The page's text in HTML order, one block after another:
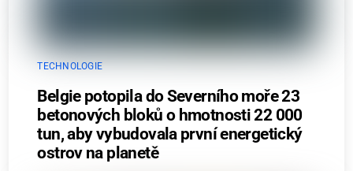
TECHNOLOGIE
Belgie potopila do Severního moře 23
betonových bloků o hmotnosti 22 000
tun, aby vybudovala první energetický
ostrov na planetě